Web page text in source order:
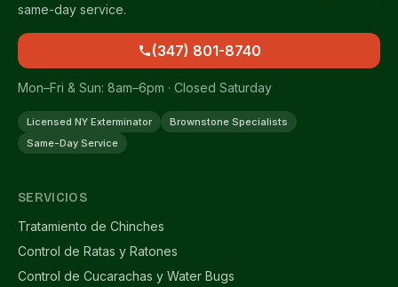
same-day service.
(347) 801-8740
Mon–Fri & Sun: 8am–6pm · Closed Saturday
Licensed NY Exterminator
Brownstone Specialists
Same-Day Service
SERVICIOS
Tratamiento de Chinches
Control de Ratas y Ratones
Control de Cucarachas y Water Bugs